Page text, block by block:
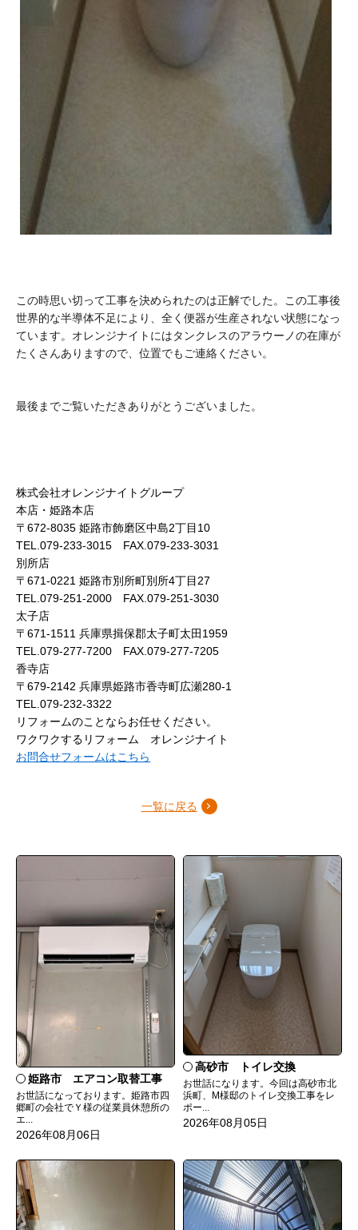
この時思い切って工事を決められたのは正解でした。この工事後
世界的な半導体不足により、全く便器が生産されない状態になっ
ています。オレンジナイトにはタンクレスのアラウーノの在庫が
たくさんありますので、位置でもご連絡ください。
最後までご覧いただきありがとうございました。
株式会社オレンジナイトグループ
本店・姫路本店
〒672-8035 姫路市飾磨区中島2丁目10
TEL.079-233-3015 FAX.079-233-3031
別所店
〒671-0221 姫路市別所町別所4丁目27
TEL.079-251-2000 FAX.079-251-3030
太子店
〒671-1511 兵庫県揖保郡太子町太田1959
TEL.079-277-7200 FAX.079-277-7205
香寺店
〒679-2142 兵庫県姫路市香寺町広瀬280-1
TEL.079-232-3322
リフォームのことならお任せください。
ワクワクするリフォーム オレンジナイト
お問合せフォームはこちら
一覧に戻る
姫路市 エアコン取替工事
お世話になっております。姫路市四
郷町の会社でＹ様の従業員休憩所の
エ...
2026年08月06日
高砂市 トイレ交換
お世話になります。今回は高砂市北
浜町、M様邸のトイレ交換工事をレ
ポー...
2026年08月05日